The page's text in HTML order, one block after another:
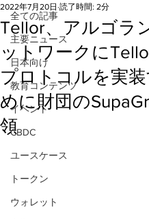
全ての記事
主要ニュース
日本向け
教育コンテンツ
イベント
CBDC
ユースケース
トークン
ウォレット
Tellor、アルゴラ
ットワークに
プロトコルを実
めに財団の
領
2022年7月20日 読了時間: 2分